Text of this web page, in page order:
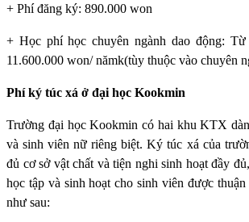
+ Phí đăng ký: 890.000 won
+ Học phí học chuyên ngành dao động: Từ
11.600.000 won/ nămk(tùy thuộc vào chuyên
Phí ký túc xá ở đại học Kookmin
Trường đại học Kookmin có hai khu KTX
và sinh viên nữ riêng biệt. Ký túc xá của
đủ cơ sở vật chất và tiện nghi sinh hoạt đầy
học tập và sinh hoạt cho sinh viên được
như sau: